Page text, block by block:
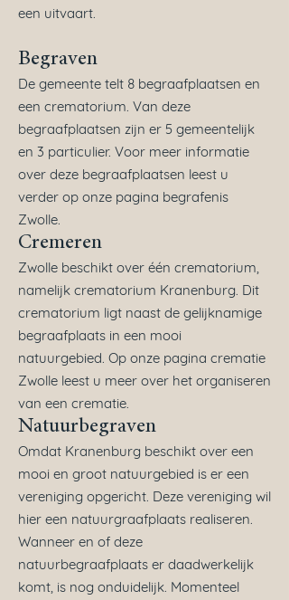
een uitvaart.
Begraven
De gemeente telt 8 begraafplaatsen en
een crematorium. Van deze
begraafplaatsen zijn er 5 gemeentelijk
en 3 particulier. Voor meer informatie
over deze begraafplaatsen leest u
verder op onze pagina begrafenis
Zwolle.
Cremeren
Zwolle beschikt over één crematorium,
namelijk crematorium Kranenburg. Dit
crematorium ligt naast de gelijknamige
begraafplaats in een mooi
natuurgebied. Op onze pagina crematie
Zwolle leest u meer over het organiseren
van een crematie.
Natuurbegraven
Omdat Kranenburg beschikt over een
mooi en groot natuurgebied is er een
vereniging opgericht. Deze vereniging wil
hier een natuurgraafplaats realiseren.
Wanneer en of deze
natuurbegraafplaats er daadwerkelijk
komt, is nog onduidelijk. Momenteel